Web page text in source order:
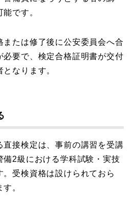
です。
または修了後に公安委員会へ合
必要で、検定合格証明書が交付
なります。
直接検定は、事前の講習を受講
備2級における学科試験・実技
受検資格は設けられておら
。